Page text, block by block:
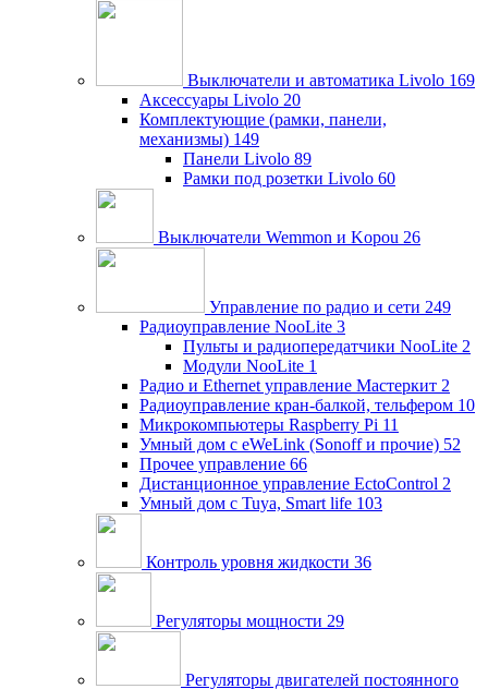
Выключатели и автоматика Livolo 169
Аксессуары Livolo 20
Комплектующие (рамки, панели,
механизмы) 149
Панели Livolo 89
Рамки под розетки Livolo 60
Выключатели Wemmon и Kopou 26
Управление по радио и сети 249
Радиоуправление NooLite 3
Пульты и радиопередатчики NooLite 2
Модули NooLite 1
Радио и Ethernet управление Мастеркит 2
Радиоуправление кран-балкой, тельфером 10
Микрокомпьютеры Raspberry Pi 11
Умный дом c eWeLink (Sonoff и прочие) 52
Прочее управление 66
Дистанционное управление EctoControl 2
Умный дом с Tuya, Smart life 103
Контроль уровня жидкости 36
Регуляторы мощности 29
Регуляторы двигателей постоянного